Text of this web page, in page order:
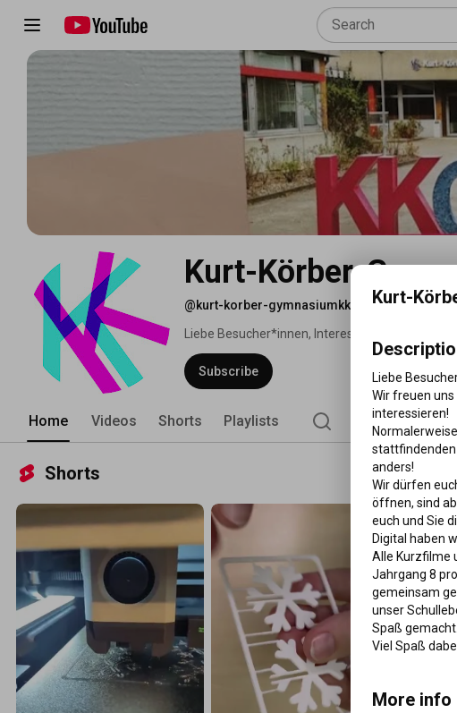
Kurt-Körber-
@kurt-korber-gymnasiumkkg3715 • 89
Liebe Besucher*innen, Interessierte und
Subscribe
Home Videos Shorts Playlists
Shorts
Kurt-
Liebe
Wir freuen uns
interessieren!
stattfindenden
anders!
Wir dürfen
öffnen, sind
euch und Sie
Digital haben
Alle Kurzfilme
Jahrgang 8
gemeinsam
unser
Spaß
Viel Spaß
More info